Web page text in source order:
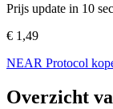
Prijs update in 10
€ 1,49
NEAR Protocol
Overzicht